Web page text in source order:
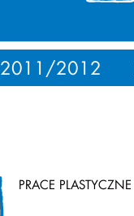
2011/2012
PRACE PLASTYCZNE